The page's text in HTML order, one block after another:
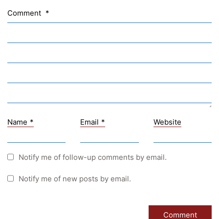
Comment *
Name * Email * Website
Notify me of follow-up comments by email.
Notify me of new posts by email.
Sprachennetzwerk Graz
UNESCO Schulen
Young Science
Schulkennzahl: 601256
UID: ATU 629 21 556
Einkäufergr für E-Rechnungen: V45